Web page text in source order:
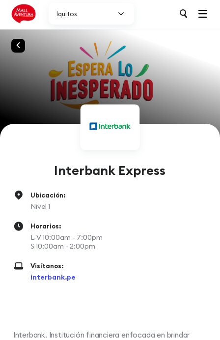
Iquitos
Interbank Express
Ubicación:
Nivel 1
Horarios:
L-V 10:00am - 7:00pm
S 10:00am - 2:00pm
Visítanos:
interbank.pe
Interbank. Institución financiera enfocada en brindar